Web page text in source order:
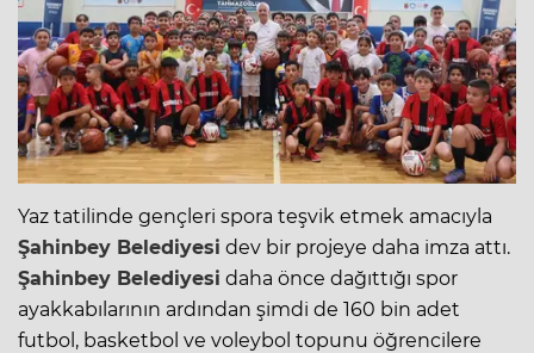
Yaz tatilinde gençleri spora teşvik etmek amacıyla
Şahinbey Belediyesi dev bir projeye daha imza attı.
Şahinbey Belediyesi daha önce dağıttığı spor
ayakkabılarının ardından şimdi de 160 bin adet
futbol, basketbol ve voleybol topunu öğrencilere